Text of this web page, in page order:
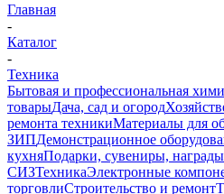
Главная
-
Каталог
-
Техника
Бытовая и профессиональная
товарыДача, сад и огород
ремонта техникиМатериалы для
ЗИПДемонстрационное
кухняПодарки, сувениры, награды
СИЗТехникаЭлектронные
торговлиСтроительство и ремонт